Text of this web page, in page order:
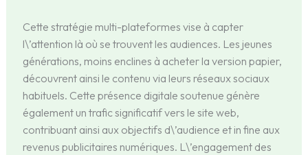
Cette stratégie multi-plateformes vise à capter
l\’attention là où se trouvent les audiences. Les jeunes
générations, moins enclines à acheter la version papier,
découvrent ainsi le contenu via leurs réseaux sociaux
habituels. Cette présence digitale soutenue génère
également un trafic significatif vers le site web,
contribuant ainsi aux objectifs d\’audience et in fine aux
revenus publicitaires numériques. L\’engagement des